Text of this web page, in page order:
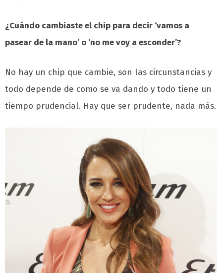
¿Cuándo cambiaste el chip para decir ‘vamos a
pasear de la mano’ o ‘no me voy a esconder’?
No hay un chip que cambie, son las circunstancias y
todo depende de como se va dando y todo tiene un
tiempo prudencial. Hay que ser prudente, nada más.